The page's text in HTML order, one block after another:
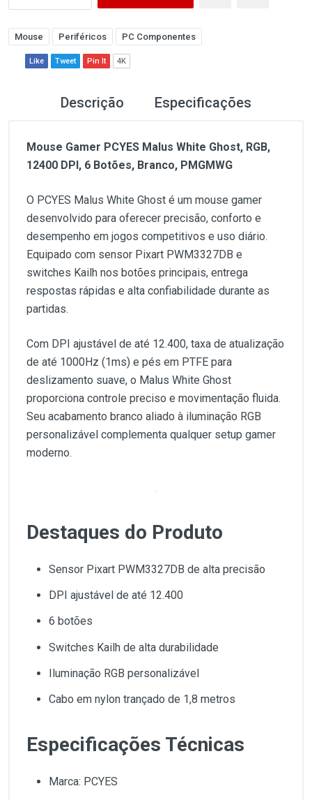
Mouse Periféricos PC Componentes
Like Tweet Pin It 4K
Descrição Especificações
Mouse Gamer PCYES Malus White Ghost, RGB,
12400 DPI, 6 Botões, Branco, PMGMWG
O PCYES Malus White Ghost é um mouse gamer
desenvolvido para oferecer precisão, conforto e
desempenho em jogos competitivos e uso diário.
Equipado com sensor Pixart PWM3327DB e
switches Kailh nos botões principais, entrega
respostas rápidas e alta confiabilidade durante as
partidas.
Com DPI ajustável de até 12.400, taxa de atualização
de até 1000Hz (1ms) e pés em PTFE para
deslizamento suave, o Malus White Ghost
proporciona controle preciso e movimentação fluida.
Seu acabamento branco aliado à iluminação RGB
personalizável complementa qualquer setup gamer
moderno.
Destaques do Produto
Sensor Pixart PWM3327DB de alta precisão
DPI ajustável de até 12.400
6 botões
Switches Kailh de alta durabilidade
Iluminação RGB personalizável
Cabo em nylon trançado de 1,8 metros
Especificações Técnicas
Marca: PCYES